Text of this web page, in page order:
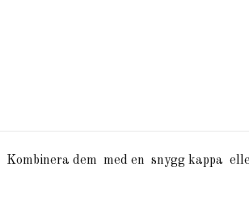
Kombinera dem med en snygg kappa